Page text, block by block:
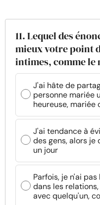
11. Lequel des
mieux votre point
intimes, comme le
J'ai hâte de
personne mariée
heureuse, mariée
J'ai tendance à
des gens, alors
un jour
Parfois, je n'ai
dans les
avec quelqu'un,